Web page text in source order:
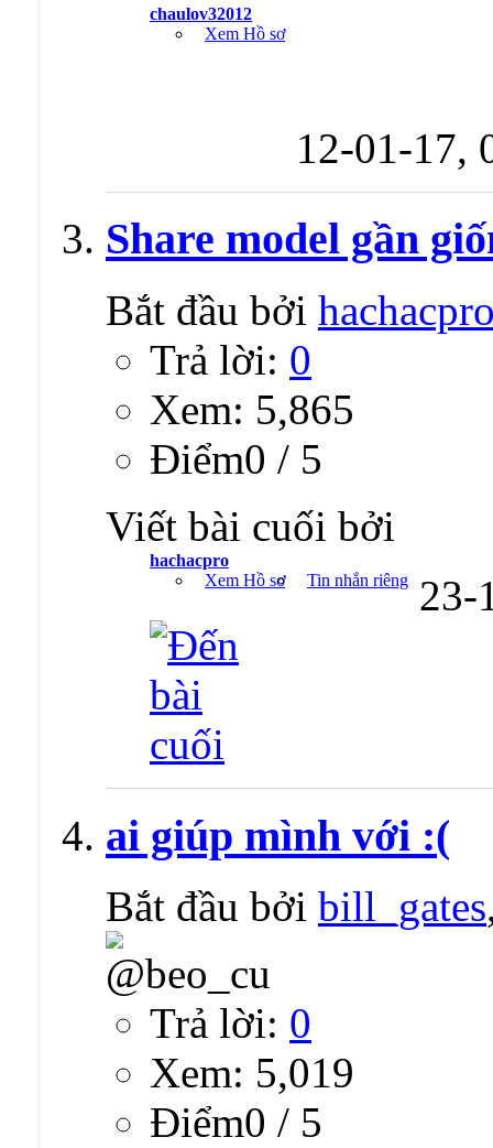
chaulov32012
Xem Hồ sơ
12-01-17,
Share model gần
Bắt đầu bởi
Trả lời: 0
Xem: 5,865
Ðiểm0 / 5
Viết bài cuối bởi
hachacpro
Xem Hồ sơ
Tin nhắn riêng 23-
ai giúp mình với :(
Bắt đầu bởi bill_gates
Trả lời: 0
Xem: 5,019
Ðiểm0 / 5